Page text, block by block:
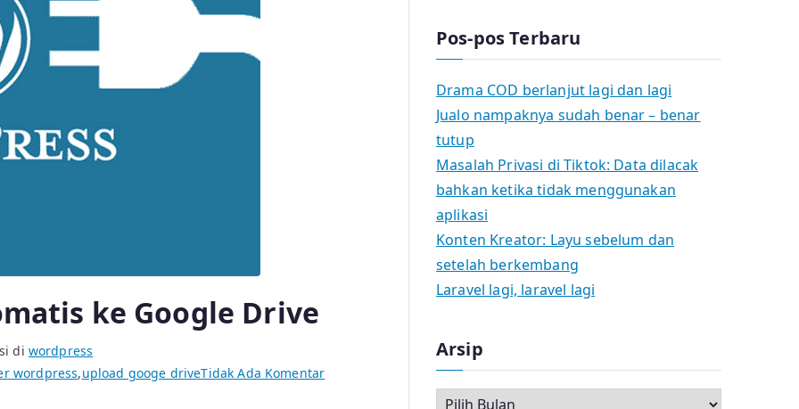
ke Google Drive
di wordpress
wordpress,upload googe driveTidak Ada Komentarpada
Pos-pos Terbaru
Drama COD berlanjut lagi dan lagi
Jualo nampaknya sudah benar – benar
tutup
Masalah Privasi di Tiktok: Data dilacak
bahkan ketika tidak menggunakan
aplikasi
Konten Kreator: Layu sebelum dan
setelah berkembang
Laravel lagi, laravel lagi
Arsip